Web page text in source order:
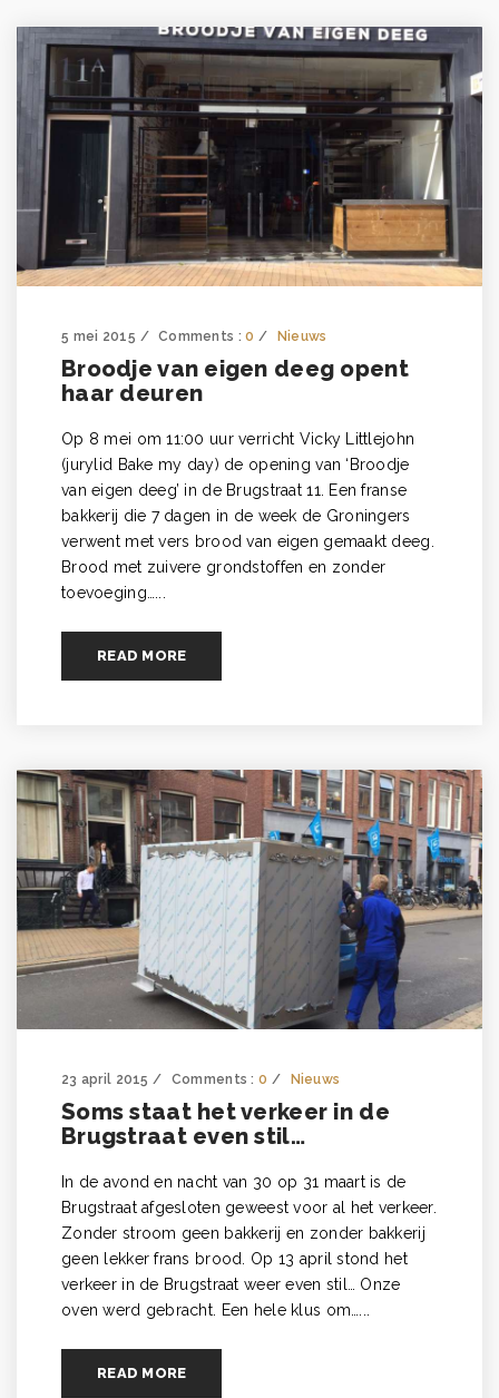
5 mei 2015 Comments :0 Nieuws
Broodje van eigen deeg opent
haar deuren
Op 8 mei om 11:00 uur verricht Vicky Littlejohn
(jurylid Bake my day) de opening van ‘Broodje
van eigen deeg’ in de Brugstraat 11. Een franse
bakkerij die 7 dagen in de week de Groningers
verwent met vers brood van eigen gemaakt deeg.
Brood met zuivere grondstoffen en zonder
toevoeging…...
READ MORE
23 april 2015 Comments :0 Nieuws
Soms staat het verkeer in de
Brugstraat even stil…
In de avond en nacht van 30 op 31 maart is de
Brugstraat afgesloten geweest voor al het verkeer.
Zonder stroom geen bakkerij en zonder bakkerij
geen lekker frans brood. Op 13 april stond het
verkeer in de Brugstraat weer even stil… Onze
oven werd gebracht. Een hele klus om…...
READ MORE